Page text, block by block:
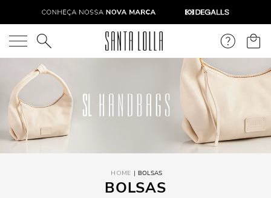
O que você está procurando?
BOLSAS
BOLSAS